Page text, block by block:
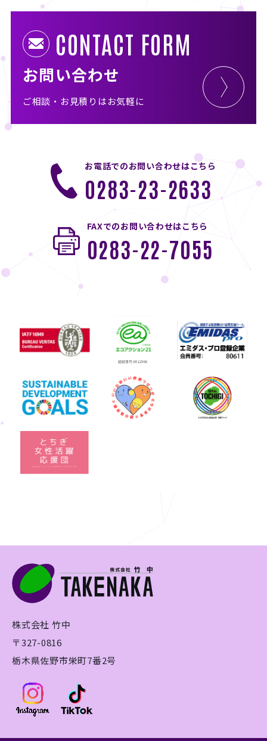
CONTACT FORM
お問い合わせ
ご相談・お見積りはお気軽に
お電話でのお問い合わせはこちら
0283-23-2633
FAXでのお問い合わせはこちら
0283-22-7055
株式会社 竹中
〒327-0816
栃木県佐野市栄町7番2号